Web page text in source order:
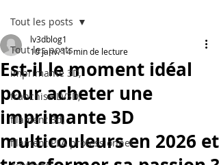
Tout les posts
imprimante 3D,
franchise LV3D,
filament 3d,
filament PLA professionnel
Tout les posts
Est-il le moment idéal
pour acheter une
imprimante 3D
multicouleurs en 2026 et
lv3dblog1
10 janv.14 min de lecture